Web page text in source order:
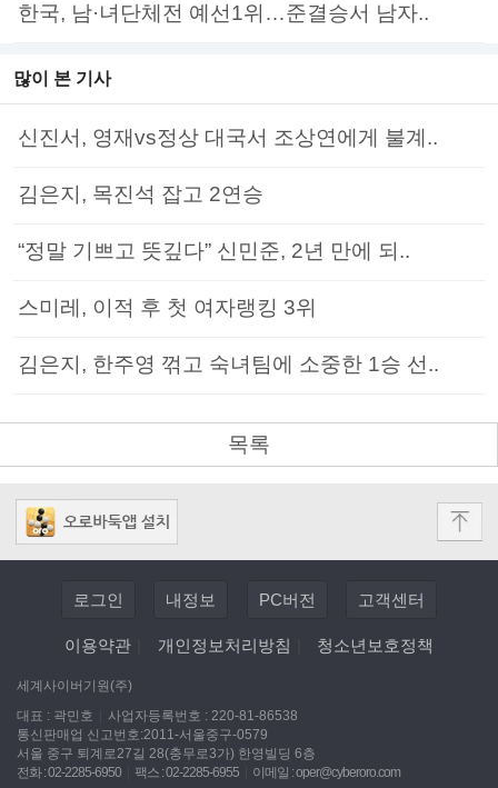
한국, 남·녀단체전 예선1위…준결승서 남자..
많이 본 기사
신진서, 영재vs정상 대국서 조상연에게 불계..
김은지, 목진석 잡고 2연승
“정말 기쁘고 뜻깊다” 신민준, 2년 만에 되..
스미레, 이적 후 첫 여자랭킹 3위
김은지, 한주영 꺾고 숙녀팀에 소중한 1승 선..
목록
로그인 내정보 PC버전 고객센터
이용약관 개인정보처리방침 청소년보호정책
세계사이버기원(주)
대표 : 곽민호
사업자등록번호 : 220-81-86538
통신판매업 신고번호:2011-서울중구-0579
서울 중구 퇴계로27길 28(충무로3가) 한영빌딩 6층
전화 : 02-2285-6950
팩스 : 02-2285-6955 이메일 :oper@cyberoro.com